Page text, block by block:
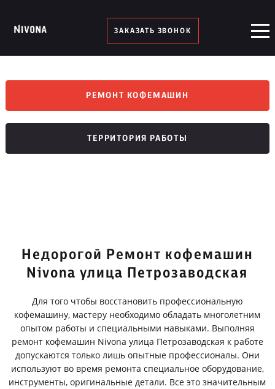
ЗАКАЗАТЬ ЗВОНОК
РЕМОНТ КОФЕМАШИН
ТЕРРИТОРИЯ РАБОТЫ
Недорогой Ремонт кофемашин
Nivona улица Петрозаводская
Для того чтобы восстановить профессиональную
кофемашину, мастеру необходимо обладать многолетним
опытом работы и специальными навыками. Выполняя
ремонт кофемашин Nivona улица Петрозаводская к работе
допускаются только лишь опытные профессионалы. Они
используют во время ремонта специальное оборудование,
инструменты, оригинальные детали. Все это значительным